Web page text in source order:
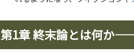
第1章 終末論とは何か